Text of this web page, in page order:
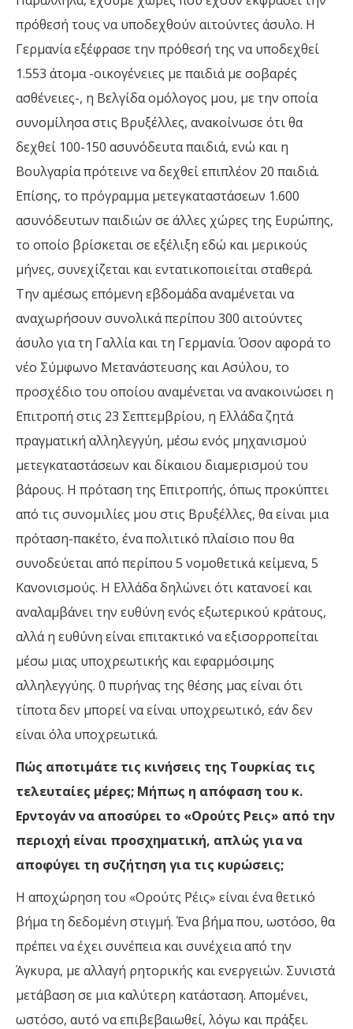
πρόθεσή τους να υποδεχθούν αιτούντες άσυλο. Η
Γερμανία εξέφρασε την πρόθεσή της να υποδεχθεί
1.553 άτομα -οικογένειες με παιδιά με σοβαρές
ασθένειες-, η Βελγίδα ομόλογος μου, με την οποία
συνομίλησα στις Βρυξέλλες, ανακοίνωσε ότι θα
δεχθεί 100-150 ασυνόδευτα παιδιά, ενώ και η
Βουλγαρία πρότεινε να δεχθεί επιπλέον 20 παιδιά.
Επίσης, το πρόγραμμα μετεγκαταστάσεων 1.600
ασυνόδευτων παιδιών σε άλλες χώρες της Ευρώπης,
το οποίο βρίσκεται σε εξέλιξη εδώ και μερικούς
μήνες, συνεχίζεται και εντατικοποιείται σταθερά.
Την αμέσως επόμενη εβδομάδα αναμένεται να
αναχωρήσουν συνολικά περίπου 300 αιτούντες
άσυλο για τη Γαλλία και τη Γερμανία. Όσον αφορά το
νέο Σύμφωνο Μετανάστευσης και Ασύλου, το
προσχέδιο του οποίου αναμένεται να ανακοινώσει η
Επιτροπή στις 23 Σεπτεμβρίου, η Ελλάδα ζητά
πραγματική αλληλεγγύη, μέσω ενός μηχανισμού
μετεγκαταστάσεων και δίκαιου διαμερισμού του
βάρους. Η πρόταση της Επιτροπής, όπως προκύπτει
από τις συνομιλίες μου στις Βρυξέλλες, θα είναι μια
πρόταση-πακέτο, ένα πολιτικό πλαίσιο που θα
συνοδεύεται από περίπου 5 νομοθετικά κείμενα, 5
Κανονισμούς. Η Ελλάδα δηλώνει ότι κατανοεί και
αναλαμβάνει την ευθύνη ενός εξωτερικού κράτους,
αλλά η ευθύνη είναι επιτακτικό να εξισορροπείται
μέσω μιας υποχρεωτικής και εφαρμόσιμης
αλληλεγγύης. 0 πυρήνας της θέσης μας είναι ότι
τίποτα δεν μπορεί να είναι υποχρεωτικό, εάν δεν
είναι όλα υποχρεωτικά.
Πώς αποτιμάτε τις κινήσεις της Τουρκίας τις
τελευταίες μέρες; Μήπως η απόφαση του κ.
Ερντογάν να αποσύρει το «Ορούτς Ρεις» από την
περιοχή είναι προσχηματική, απλώς για να
αποφύγει τη συζήτηση για τις κυρώσεις;
Η αποχώρηση του «Ορούτς Ρέις» είναι ένα θετικό
βήμα τη δεδομένη στιγμή. Ένα βήμα που, ωστόσο, θα
πρέπει να έχει συνέπεια και συνέχεια από την
Άγκυρα, με αλλαγή ρητορικής και ενεργειών. Συνιστά
μετάβαση σε μια καλύτερη κατάσταση. Απομένει,
ωστόσο, αυτό να επιβεβαιωθεί, λόγω και πράξει.